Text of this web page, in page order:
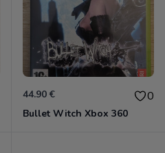
44.90 € 0
Bullet Witch Xbox 360